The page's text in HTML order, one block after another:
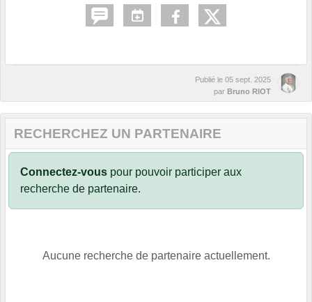
Publié le 05 sept. 2025
par Bruno RIOT
RECHERCHEZ UN PARTENAIRE
Connectez-vous pour pouvoir participer aux
recherche de partenaire.
Aucune recherche de partenaire actuellement.